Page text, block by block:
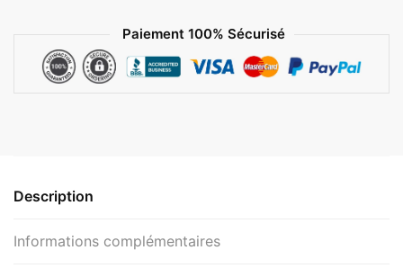
Paiement 100% Sécurisé
Description
Informations complémentaires